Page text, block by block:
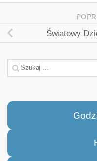
Światowy
Szukaj: